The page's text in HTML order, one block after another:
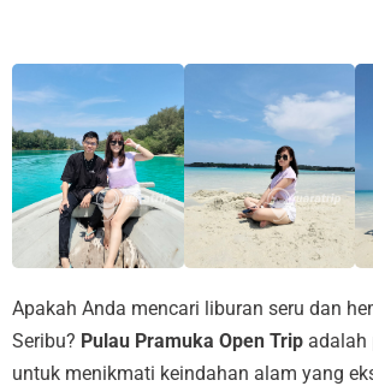
Apakah Anda mencari liburan seru dan
Seribu? Pulau Pramuka Open Trip adalah
untuk menikmati keindahan alam yang